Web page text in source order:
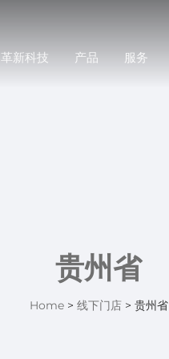
革新科技 产品 服务
贵州省
Home> 线下门店> 贵州省